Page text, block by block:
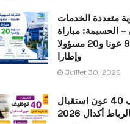
متعددة الخدمات
الحسيمة: مباراة
توظيف 99 عونا و20 مسؤولا
وإطارا
Juillet 30, 2026
أنابيك : توظيف 40 عون استقبال
أكدال 2026